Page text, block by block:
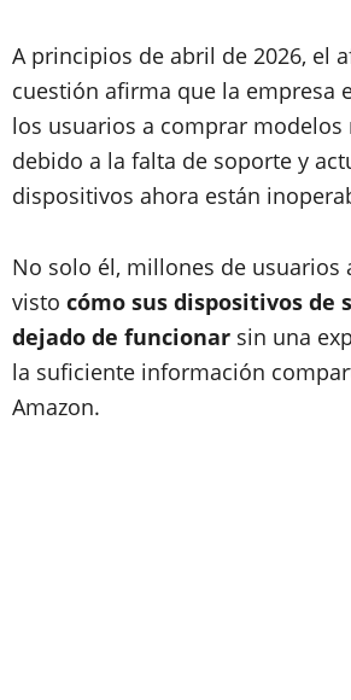
A principios de abril de 2026, el
cuestión afirma que la empresa
los usuarios a comprar modelos
debido a la falta de soporte y
dispositivos ahora están
No solo él, millones de usuarios
visto cómo sus dispositivos de
dejado de funcionar sin una
la suficiente información
Amazon.